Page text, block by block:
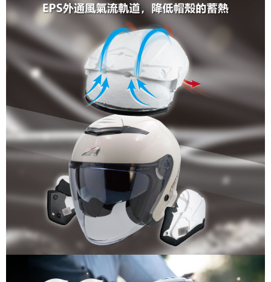
【注意事項】
1.本服務係由「台灣大哥大股份有限公司」（以下簡稱本公司）所提供，讓
用戶於交易時，得透過本服務購買商品或服務，並由商店將買賣／分期付款
買賣價金債權讓與本公司後，依約使用本公司帳單繳交帳款。
2.基於同意付款使用「大哥付你分期」之契約關係目的，商店將以您的個人
資料（包含姓名、電話或地址）提供予台灣大哥大進項蒐集、處理及利用，
由本公司與您本人進行分期帳單所需資料之確認、核對及更正。
3.完整用戶服務條款，請詳閱以下連結：https://oppay.tw/userRule
ATM／網路銀行／等多元方式進行付款，方視為交易完成。
※ 請注意：結帳手續完成當下不需立刻繳費，但若您需要取消訂單，請聯絡
購買商品的店家。未經商家同意取消之訂單仍視為有效，需透過AFTEE先享
後付繳納相關費用。
※ 交易是否成功請以「AFTEE先享後付 」之結帳頁面顯示為準，若有關於
是否繳費成功／繳費後需取消欲退款等相關疑問，請聯繫「AFTEE先享後付
客戶支援中心」
https://netprotections.freshdesk.com/support/home
【注意事項】
１．透過由恩沛科技股份有限公司提供之「AFTEE先享後付」服務完成之交
易，需依本服務之必要範圍內提供個人資料，並將交易相關給付款項請求債
權轉讓予恩沛科技股份有限公司。
２．關於個人資料處理事宜，請瀏覽以下網址：
https://aftee.tw/terms/#terms3
３．未成年的使用者請事先徵得法定代理人或監護人之同意方可使用
「AFTEE先享後付」，若未經同意申辦者引起之損失，本公司不負相關責
４．使用「AFTEE先享後付」時，將依據個別帳號之用戶狀況，依本公司即
時審查核予不同之上限額度；若仍有額度不足之情形，本公司將視審查結果
請求用戶進行身份認證。
５．嚴禁一人註冊多個帳號或使用他人資訊註冊。若發現惡意使用之情形，
恩沛科技股份有限公司將有權停止該用戶之使用額度並採取法律行動。
7-11取貨付款
每筆NT$80，滿NT$1,999(含以上)免運費
付款後7-11取貨
每筆NT$80，滿NT$1,999(含以上)免運費
每筆NT$80，滿NT$1,999(含以上)免運費